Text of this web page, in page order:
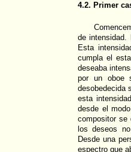
4.2. Primer
de intensidad.
Esta
cumpla el
deseaba
por un oboe
desobedecida
esta
desde el
compositor se
los deseos
Desde una
espectro que